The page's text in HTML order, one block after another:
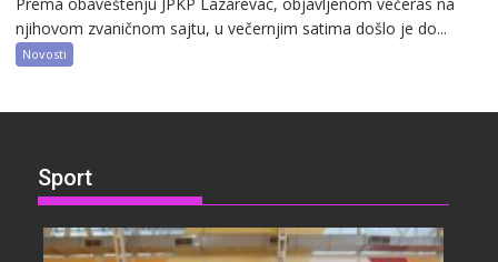
njihovom zvaničnom sajtu, u večernjim satima došlo je do...
Novosti
Sport